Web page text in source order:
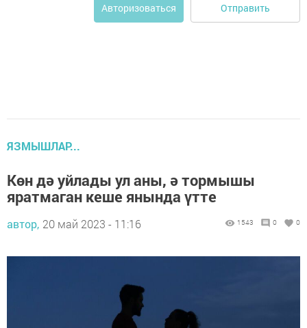
Авторизоваться Отправить
ЯЗМЫШЛАР...
Көн дә уйлады ул аны, ә тормышы
яратмаган кеше янында үтте
автор, 20 май 2023 - 11:16 1543 0 0